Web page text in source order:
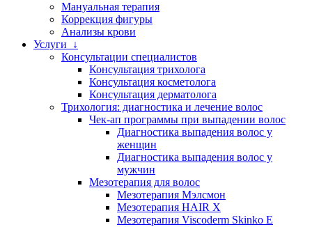
Мануальная терапия
Коррекция фигуры
Анализы крови
Услуги ↓
Консультации специалистов
Консультация трихолога
Консультация косметолога
Консультация дерматолога
Трихология: диагностика и лечение волос
Чек-ап программы при выпадении волос
Диагностика выпадения волос у
женщин
Диагностика выпадения волос у
мужчин
Мезотерапия для волос
Мезотерапия Мэлсмон
Мезотерапия HAIR X
Мезотерапия Viscoderm Skinko E